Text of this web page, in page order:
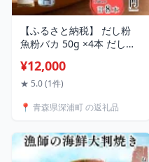
【ふるさと納税】 だし粉
魚粉バカ 50g ×4本 だし衛
青森県 深浦町 千畳敷セン
ター 】 出汁 だし 粉末 アジ
旨味 煮物 魚介 焼き干し ラ
¥12,000
★ 5.0 (1件)
📍 青森県深浦町 の返礼品